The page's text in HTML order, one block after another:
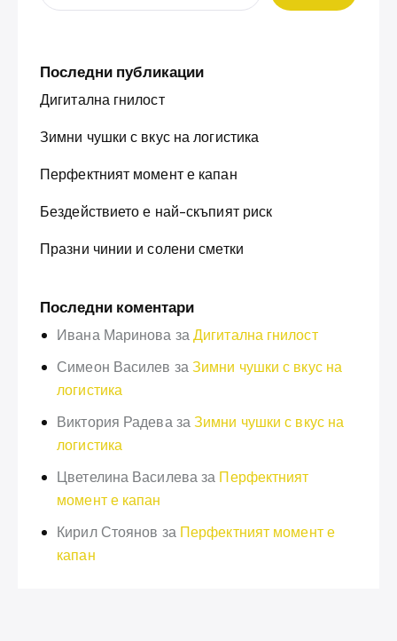
Последни публикации
Дигитална гнилост
Зимни чушки с вкус на логистика
Перфектният момент е капан
Бездействието е най-скъпият риск
Празни чинии и солени сметки
Последни коментари
Ивана Маринова за Дигитална гнилост
Симеон Василев за Зимни чушки с вкус на
логистика
Виктория РадевазаЗимни чушки с вкус на
логистика
Цветелина Василева за Перфектният
момент е капан
Кирил Стоянов за Перфектният момент е
капан